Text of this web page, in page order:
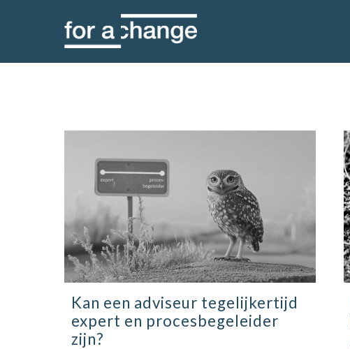
Kan een adviseur tegelijkertijd
expert en procesbegeleider
zijn?